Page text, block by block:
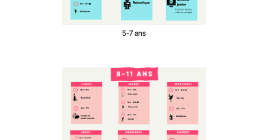
5-7 ans